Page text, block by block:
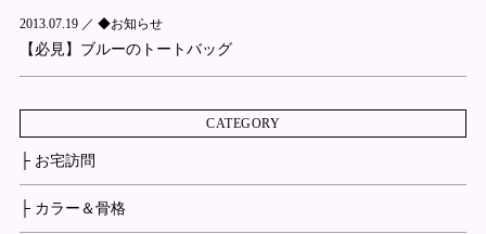
2013.07.19 ／ ◆お知らせ
【必見】ブルーのトートバッグ
CATEGORY
├ お宅訪問
├ カラー＆骨格